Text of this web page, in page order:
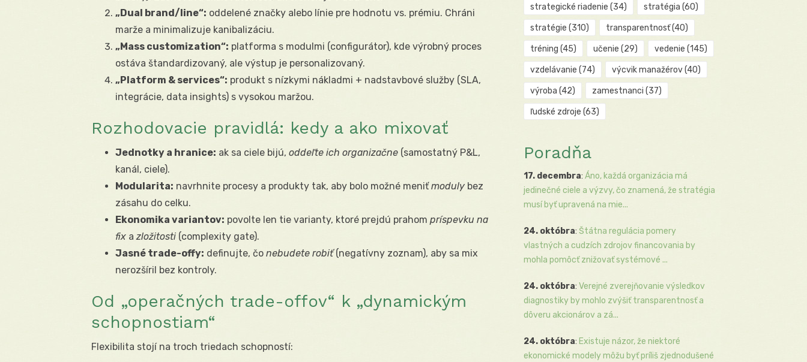
„Dual brand/line“: oddelené značky alebo línie pre hodnotu vs. prémiu. Chráni
marže a minimalizuje kanibalizáciu.
„Mass customization“: platforma s modulmi (configurátor), kde výrobný proces
ostáva štandardizovaný, ale výstup je personalizovaný.
„Platform & services“: produkt s nízkymi nákladmi + nadstavbové služby (SLA,
integrácie, data insights) s vysokou maržou.
Rozhodovacie pravidlá: kedy a ako mixovať
Jednotky a hranice: ak sa ciele bijú, oddeľte ich organizačne (samostatný P&L,
kanál, ciele).
Modularita: navrhnite procesy a produkty tak, aby bolo možné meniťmoduly bez
zásahu do celku.
Ekonomika variantov: povolte len tie varianty, ktoré prejdú prahom príspevku na
fix a zložitosti (complexity gate).
Jasné trade-offy: definujte, čo nebudete robiť(negatívny zoznam), aby sa mix
nerozšíril bez kontroly.
Od „operačných trade-offov“ k „dynamickým
schopnostiam“
Flexibilita stojí na troch triedach schopností:
strategické riadenie (34) stratégia (60)
stratégie (310) transparentnosť(40)
tréning (45) učenie (29) vedenie (145)
vzdelávanie (74) výcvik manažérov(40)
výroba (42) zamestnanci (37)
ľudské zdroje (63)
Poradňa
17. decembra: Áno, každá organizácia má
jedinečné ciele a výzvy, čo znamená, že stratégia
musí byť upravená na mie...
24. októbra: Štátna regulácia pomery
vlastných a cudzích zdrojov financovania by
mohla pomôcť znižovať systémové ...
24. októbra: Verejné zverejňovanie výsledkov
diagnostiky by mohlo zvýšiť transparentnosť a
dôveru akcionárov a zá...
24. októbra: Existuje názor, že niektoré
ekonomické modely môžu byť príliš zjednodušené